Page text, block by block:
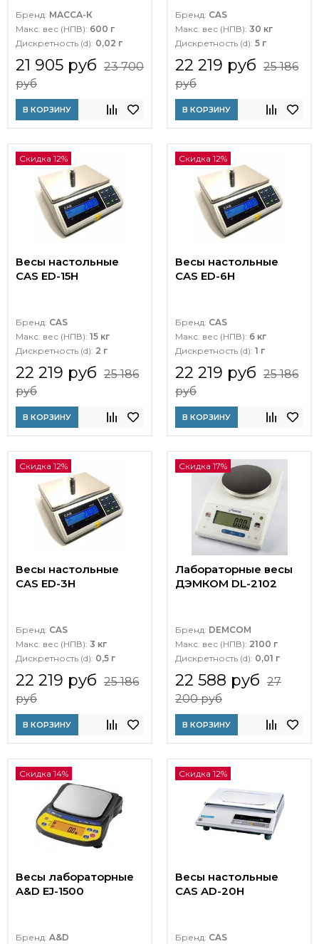
Бренд: МАССА-К
Макс. вес (НПВ): 600 г
Дискретность (d): 0,02 г
21 905 руб 23 700
руб
В КОРЗИНУ
Бренд: CAS
Макс. вес (НПВ): 30 кг
Дискретность (d): 5 г
22 219 руб 25 186
руб
В КОРЗИНУ
Скидка 12%
Весы настольные
CAS ED-15H
Бренд: CAS
Макс. вес (НПВ): 15 кг
Дискретность (d): 2 г
22 219 руб 25 186
руб
В КОРЗИНУ
Скидка 12%
Весы настольные
CAS ED-6H
Бренд: CAS
Макс. вес (НПВ): 6 кг
Дискретность (d): 1 г
22 219 руб 25 186
руб
В КОРЗИНУ
Скидка 12%
Весы настольные
CAS ED-3H
Бренд: CAS
Макс. вес (НПВ): 3 кг
Дискретность (d): 0,5 г
22 219 руб 25 186
руб
В КОРЗИНУ
Скидка 17%
Лабораторные весы
ДЭМКОМ DL-2102
Бренд: DEMCOM
Макс. вес (НПВ): 2100 г
Дискретность (d): 0,01 г
22 588 руб 27
200 руб
В КОРЗИНУ
Скидка 14%
Весы лабораторные
A&D EJ-1500
Бренд: A&D
Скидка 12%
Весы настольные
CAS AD-20H
Бренд: CAS